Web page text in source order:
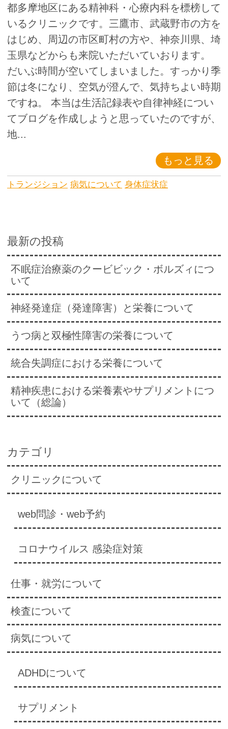
都多摩地区にある精神科・心療内科を標榜して
いるクリニックです。三鷹市、武蔵野市の方を
はじめ、周辺の市区町村の方や、神奈川県、埼
玉県などからも来院いただいていおります。
だいぶ時間が空いてしまいました。すっかり季
節は冬になり、空気が澄んで、気持ちよい時期
ですね。 本当は生活記録表や自律神経につい
てブログを作成しようと思っていたのですが、
地...
もっと見る
トランジション 病気について 身体症状症
最新の投稿
不眠症治療薬のクービビック・ボルズィにつ
いて
神経発達症（発達障害）と栄養について
うつ病と双極性障害の栄養について
統合失調症における栄養について
精神疾患における栄養素やサプリメントにつ
いて（総論）
カテゴリ
クリニックについて
web問診・web予約
コロナウイルス 感染症対策
仕事・就労について
検査について
病気について
ADHDについて
サプリメント